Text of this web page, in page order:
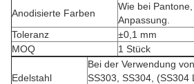
Anodisierte Farben
Wie bei
Anpassung.
Toleranz
±0,1 mm
MOQ
1 Stück
Edelstahl
Bei der Verwendung
SS303, SS304, (SS304